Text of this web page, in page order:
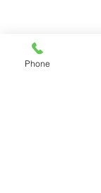
Phone